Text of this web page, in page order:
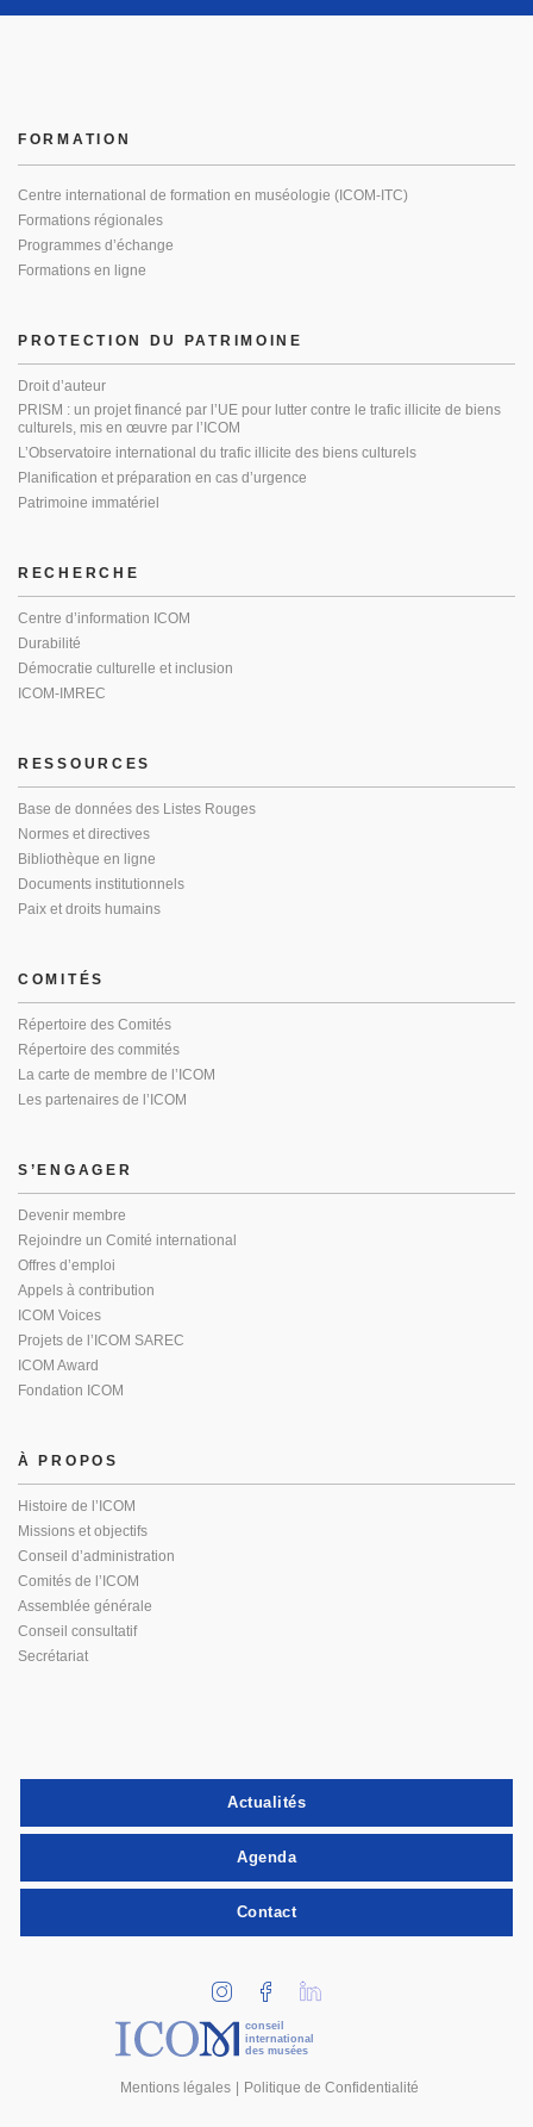
PROTECTION DU PATRIMOINE
Droit d’auteur
PRISM : un projet financé par l’UE pour lutter contre le trafic illicite de biens
culturels, mis en œuvre par l’ICOM
L’Observatoire international du trafic illicite des biens culturels
Planification et préparation en cas d’urgence
Patrimoine immatériel
FORMATION
Centre international de formation en muséologie (ICOM-ITC)
Formations régionales
Programmes d’échange
Formations en ligne
RECHERCHE
Centre d’information ICOM
Durabilité
Démocratie culturelle et inclusion
ICOM-IMREC
RESSOURCES
Base de données des Listes Rouges
Normes et directives
Bibliothèque en ligne
Documents institutionnels
Paix et droits humains
COMITÉS
Répertoire des Comités
Répertoire des commités
La carte de membre de l’ICOM
Les partenaires de l’ICOM
S’ENGAGER
Devenir membre
Rejoindre un Comité international
Offres d’emploi
Appels à contribution
ICOM Voices
Projets de l’ICOM SAREC
ICOM Award
Fondation ICOM
À PROPOS
Histoire de l’ICOM
Missions et objectifs
Conseil d’administration
Comités de l’ICOM
Assemblée générale
Conseil consultatif
Secrétariat
Actualités
Agenda
Contact
conseil
international
des musées
Mentions légales Politique de Confidentialité